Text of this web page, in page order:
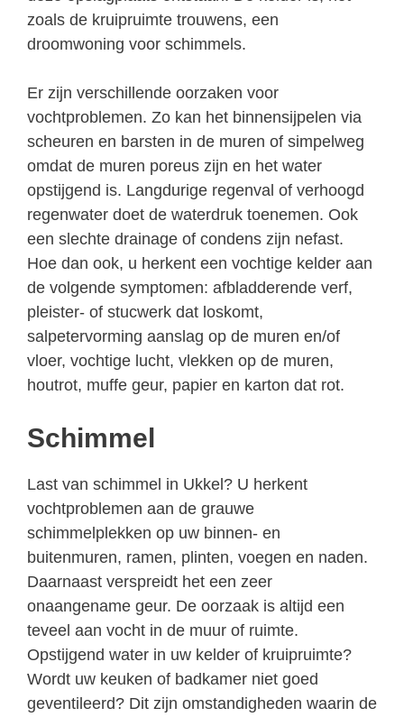
zoals de kruipruimte trouwens, een
droomwoning voor schimmels.
Er zijn verschillende oorzaken voor
vochtproblemen. Zo kan het binnensijpelen via
scheuren en barsten in de muren of simpelweg
omdat de muren poreus zijn en het water
opstijgend is. Langdurige regenval of verhoogd
regenwater doet de waterdruk toenemen. Ook
een slechte drainage of condens zijn nefast.
Hoe dan ook, u herkent een vochtige kelder aan
de volgende symptomen: afbladderende verf,
pleister- of stucwerk dat loskomt,
salpetervorming aanslag op de muren en/of
vloer, vochtige lucht, vlekken op de muren,
houtrot, muffe geur, papier en karton dat rot.
Schimmel
Last van schimmel in Ukkel? U herkent
vochtproblemen aan de grauwe
schimmelplekken op uw binnen- en
buitenmuren, ramen, plinten, voegen en naden.
Daarnaast verspreidt het een zeer
onaangename geur. De oorzaak is altijd een
teveel aan vocht in de muur of ruimte.
Opstijgend water in uw kelder of kruipruimte?
Wordt uw keuken of badkamer niet goed
geventileerd? Dit zijn omstandigheden waarin de